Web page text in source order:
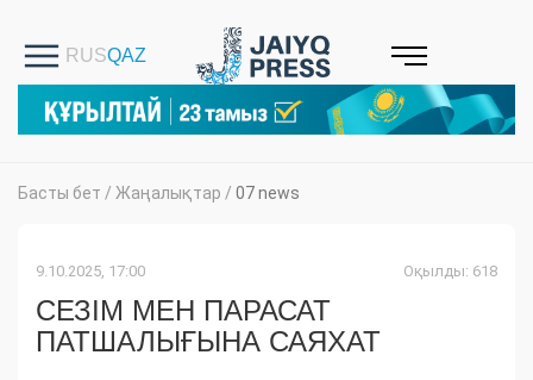
Басты бет / Жаңалықтар / 07 news
9.10.2025, 17:00 Оқылды: 618
СЕЗІМ МЕН ПАРАСАТ
ПАТШАЛЫҒЫНА САЯХАТ